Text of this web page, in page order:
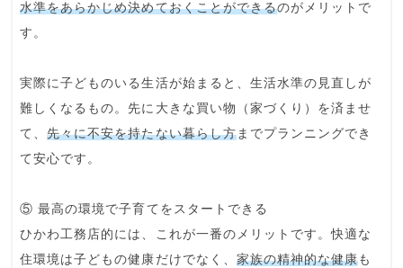
水準をあらかじめ決めておくことができるのがメリットで
す。
実際に子どものいる生活が始まると、生活水準の見直しが
難しくなるもの。先に大きな買い物（家づくり）を済ませ
て、先々に不安を持たない暮らし方までプランニングでき
て安心です。
⑤ 最高の環境で子育てをスタートできる
ひかわ工務店的には、これが一番のメリットです。快適な
住環境は子どもの健康だけでなく、 家族の精神的な健康も